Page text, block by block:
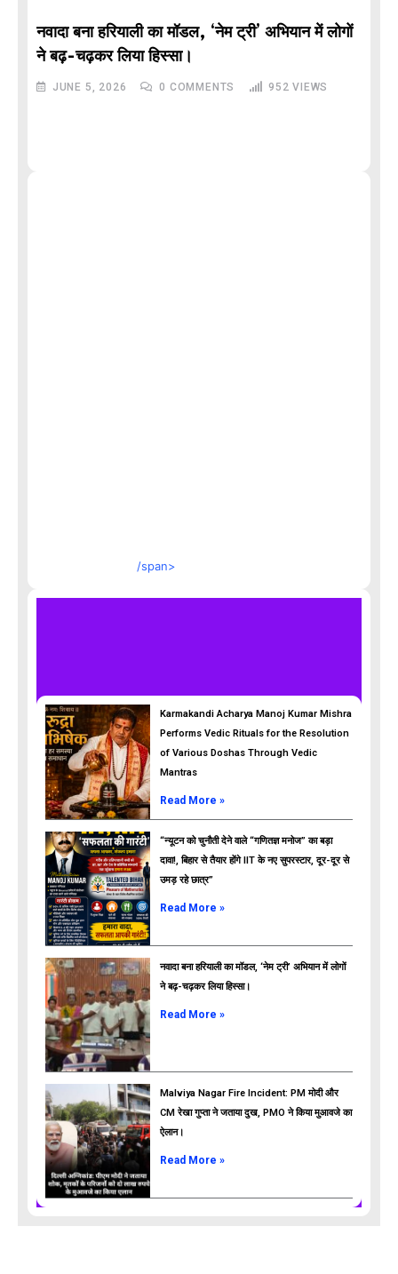
नवादा बना हरियाली का मॉडल, ‘नेम ट्री’ अभियान में लोगों
ने बढ़-चढ़कर लिया हिस्सा।
JUNE 5, 2026 0 COMMENTS 952 VIEWS
/span>
ads
Karmakandi Acharya Manoj Kumar Mishra
Performs Vedic Rituals for the Resolution
of Various Doshas Through Vedic
Mantras
Read More »
“न्यूटन को चुनौती देने वाले “गणितज्ञ मनोज” का बड़ा
दावा!, बिहार से तैयार होंगे IIT के नए सुपरस्टार, दूर-दूर से
उमड़ रहे छात्र”
Read More »
नवादा बना हरियाली का मॉडल, ‘नेम ट्री’ अभियान में लोगों
ने बढ़-चढ़कर लिया हिस्सा।
Read More »
Malviya Nagar Fire Incident: PM मोदी और
CM रेखा गुप्ता ने जताया दुख, PMO ने किया मुआवजे का
ऐलान।
Read More »